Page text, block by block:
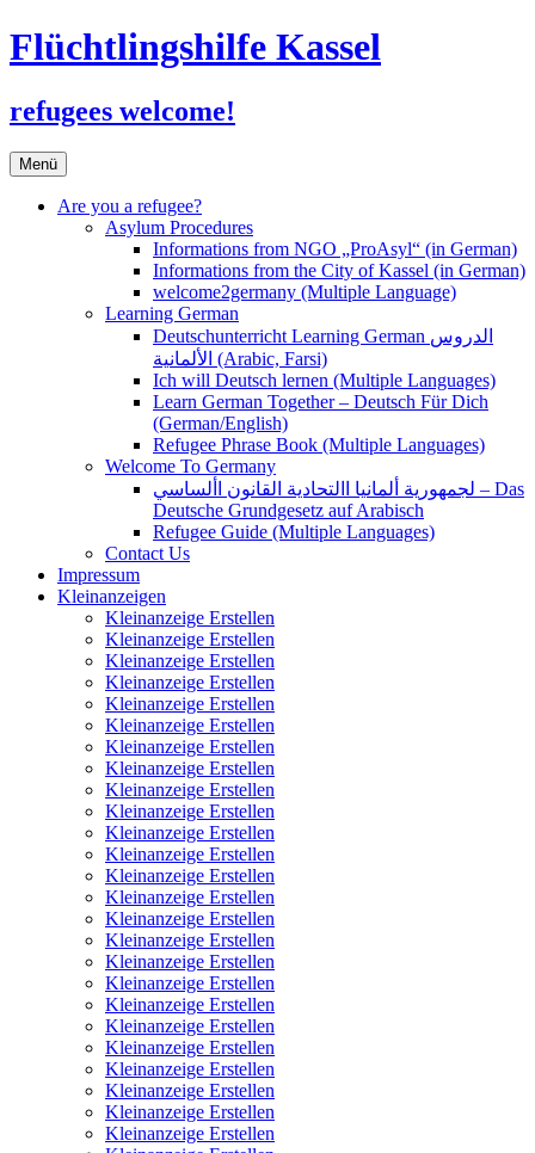
Flüchtlingshilfe Kassel
refugees welcome!
Menü Zum
Inhalt
springen
Are you a refugee?
Asylum Procedures
Informations from NGO „ProAsyl“ (in German)
Informations from the City of Kassel (in German)
welcome2germany (Multiple Language)
Learning German
Deutschunterricht Learning German الدروس
الألمانية (Arabic, Farsi)
Ich will Deutsch lernen (Multiple Languages)
Learn German Together – Deutsch Für Dich
(German/English)
Refugee Phrase Book (Multiple Languages)
Welcome To Germany
لجمهورية ألمانيا االتحادية القانون األساسي – Das
Deutsche Grundgesetz auf Arabisch
Refugee Guide (Multiple Languages)
Contact Us
Impressum
Kleinanzeigen
Kleinanzeige Erstellen
Kleinanzeige Erstellen
Kleinanzeige Erstellen
Kleinanzeige Erstellen
Kleinanzeige Erstellen
Kleinanzeige Erstellen
Kleinanzeige Erstellen
Kleinanzeige Erstellen
Kleinanzeige Erstellen
Kleinanzeige Erstellen
Kleinanzeige Erstellen
Kleinanzeige Erstellen
Kleinanzeige Erstellen
Kleinanzeige Erstellen
Kleinanzeige Erstellen
Kleinanzeige Erstellen
Kleinanzeige Erstellen
Kleinanzeige Erstellen
Kleinanzeige Erstellen
Kleinanzeige Erstellen
Kleinanzeige Erstellen
Kleinanzeige Erstellen
Kleinanzeige Erstellen
Kleinanzeige Erstellen
Kleinanzeige Erstellen